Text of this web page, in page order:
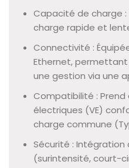
Capacité de charge
charge rapide et
Connectivité :
Ethernet,
une gestion via une
Compatibilité : Prend
électriques (VE)
charge commune
Sécurité :
(surintensité, court-